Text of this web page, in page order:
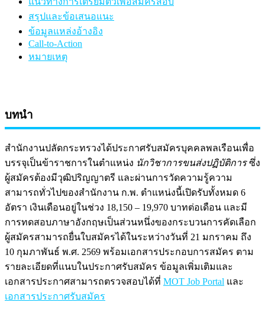
สรุปและข้อเสนอแนะ
ข้อมูลแหล่งอ้างอิง
Call-to-Action
หมายเหตุ
บทนำ
สำนักงานปลัดกระทรวงได้ประกาศรับสมัครบุคคลพลเรือนเพื่อ
บรรจุเป็นข้าราชการในตำแหน่ง นักวิชาการขนส่งปฏิบัติการซึ่ง
ผู้สมัครต้องมีวุฒิปริญญาตรี และผ่านการวัดความรู้ความ
สามารถทั่วไปของสำนักงาน ก.พ. ตำแหน่งนี้เปิดรับทั้งหมด 6
อัตรา เงินเดือนอยู่ในช่วง 18,150 – 19,970 บาทต่อเดือน และมี
การทดสอบภาษาอังกฤษเป็นส่วนหนึ่งของกระบวนการคัดเลือก
ผู้สมัครสามารถยื่นใบสมัครได้ในระหว่างวันที่ 21 มกราคม ถึง
10 กุมภาพันธ์ พ.ศ. 2569 พร้อมเอกสารประกอบการสมัคร ตาม
รายละเอียดที่แนบในประกาศรับสมัคร ข้อมูลเพิ่มเติมและ
เอกสารประกาศสามารถตรวจสอบได้ที่ MOT Job Portal และ
เอกสารประกาศรับสมัคร